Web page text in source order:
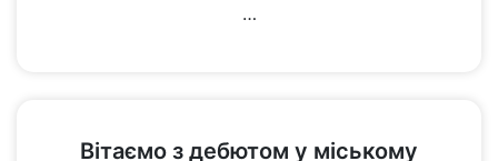
…
Вітаємо з дебютом у міському